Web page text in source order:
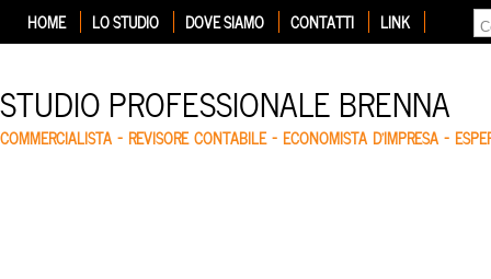
HOME LO STUDIO DOVE SIAMO CONTATTI LINK
STUDIO PROFESSIONALE BRENNA
COMMERCIALISTA – REVISORE CONTABILE – ECONOMISTA D'IMPRESA –